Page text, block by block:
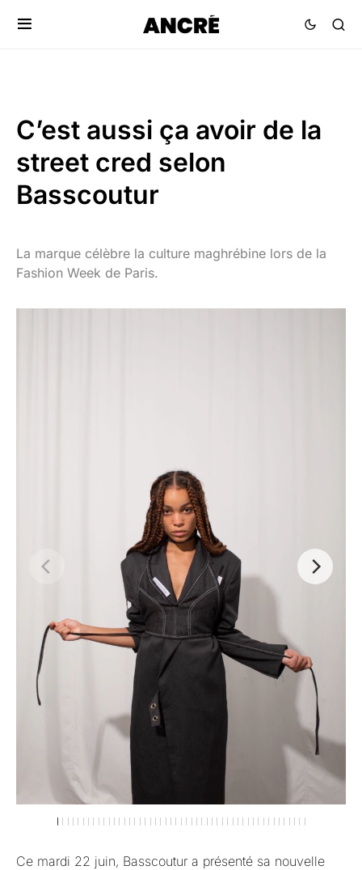
C’est aussi ça avoir de la
street cred selon
Basscoutur
La marque célèbre la culture maghrébine lors de la
Fashion Week de Paris.
Ce mardi 22 juin, Basscoutur a présenté sa nouvelle